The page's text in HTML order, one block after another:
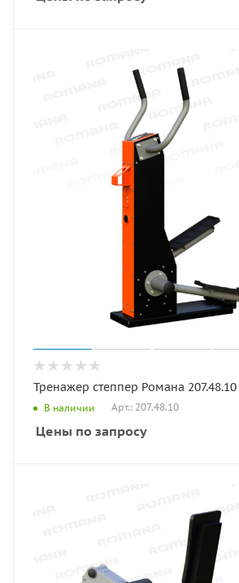
Тренажер степпер Романа 207.48.10
В наличии Арт.: 207.48.10
Цены по запросу